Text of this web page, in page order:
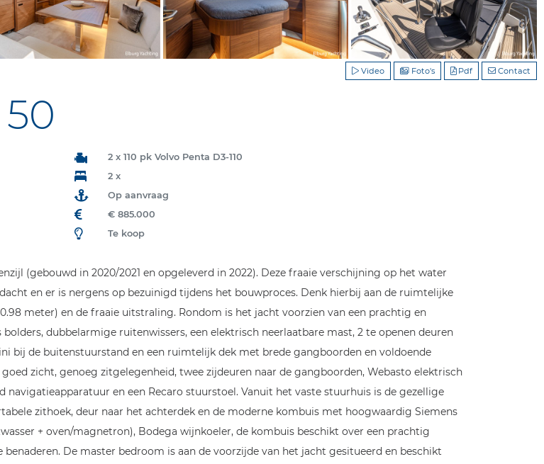
Contact
Pdf
Foto's
Video
2 x 110 pk Volvo Penta D3-110
2 x
Op aanvraag
€ 885.000
Te koop
(gebouwd in 2020/2021 en opgeleverd in 2022). Deze fraaie verschijning op het water
en er is nergens op bezuinigd tijdens het bouwproces. Denk hierbij aan de ruimtelijke
meter) en de fraaie uitstraling. Rondom is het jacht voorzien van een prachtig en
dubbelarmige ruitenwissers, een elektrisch neerlaatbare mast, 2 te openen deuren
bij de buitenstuurstand en een ruimtelijk dek met brede gangboorden en voldoende
zicht, genoeg zitgelegenheid, twee zijdeuren naar de gangboorden, Webasto elektrisch
en een Recaro stuurstoel. Vanuit het vaste stuurhuis is de gezellige
zithoek, deur naar het achterdek en de moderne kombuis met hoogwaardig Siemens
+ oven/magnetron), Bodega wijnkoeler, de kombuis beschikt over een prachtig
De master bedroom is aan de voorzijde van het jacht gesitueerd en beschikt